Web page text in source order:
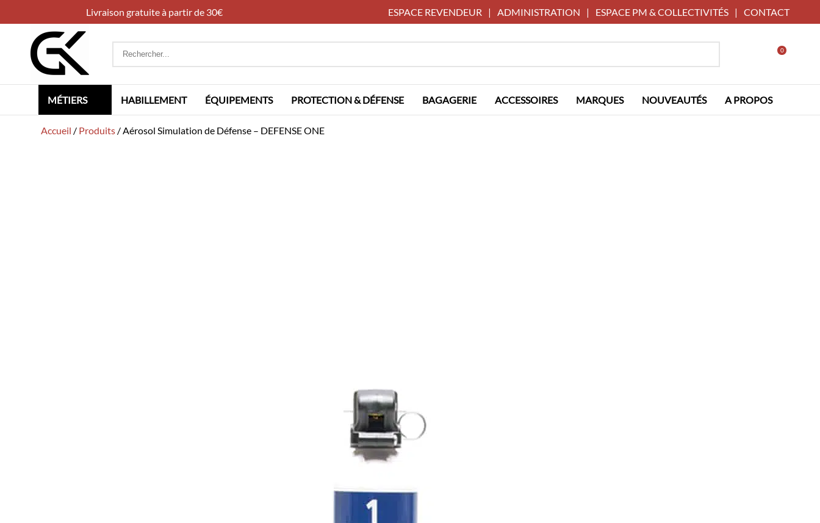
Livraison gratuite à partir de 30€ ESPACE REVENDEUR | ADMINISTRATION | ESPACE PM & COLLECTIVITÉS | CONTACT
Rechercher
0
MÉTIERS HABILLEMENT ÉQUIPEMENTS PROTECTION & DÉFENSE BAGAGERIE ACCESSOIRES MARQUES NOUVEAUTÉS A PROPOS
Accueil / Produits /Aérosol Simulation de Défense – DEFENSE ONE